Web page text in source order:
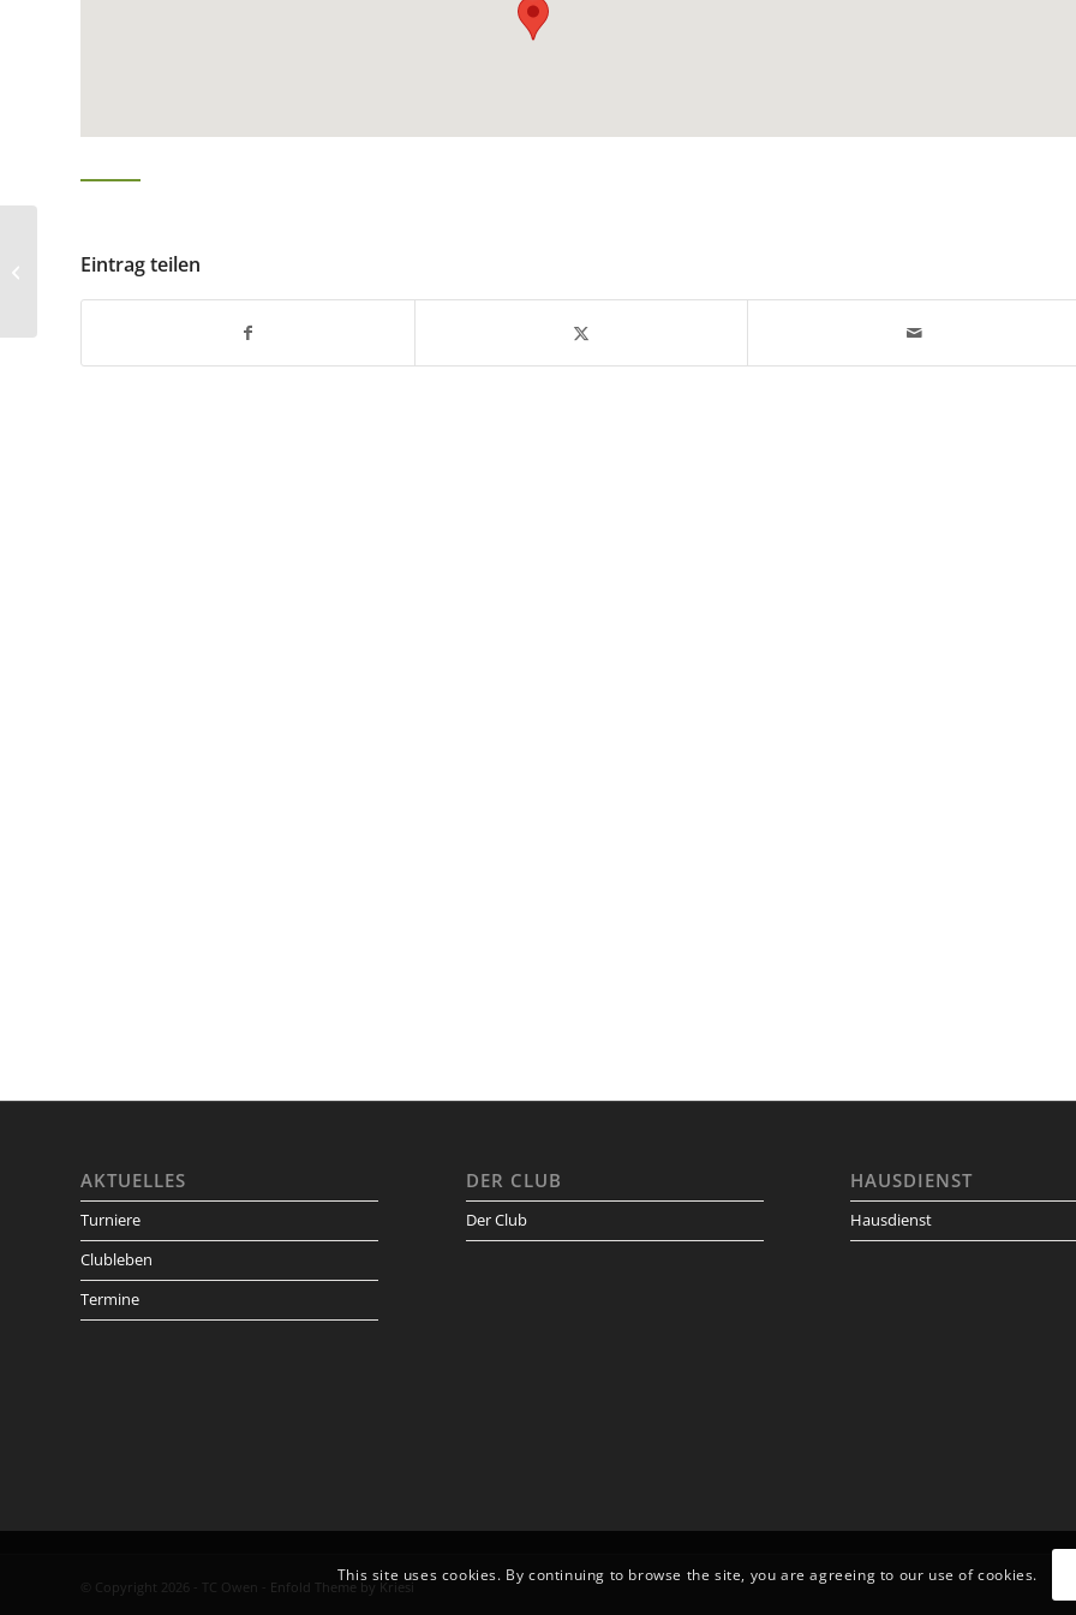
Eintrag teilen
AKTUELLES
Turniere
Clubleben
Termine
DER CLUB
Der Club
HAUSDIENST
Hausdienst
© Copyright 2026 - TC Owen - Enfold Theme by Kriesi
Hausdienst Block 16
This site uses cookies. By continuing to browse the site, you are agreeing to our use of cookies.